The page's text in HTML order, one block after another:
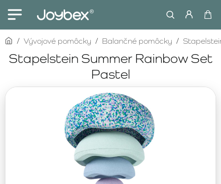
Stapelstein Summer Rainbow Set
Pastel
homeVývojové pomôcky Balančné pomôcky